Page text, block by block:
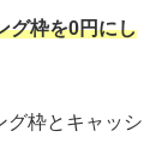
グ枠を0円にし
グ枠とキャッシ